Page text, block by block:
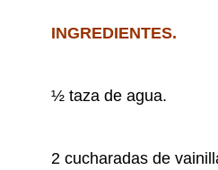
INGREDIENTES.
½ taza de agua.
2 cucharadas de